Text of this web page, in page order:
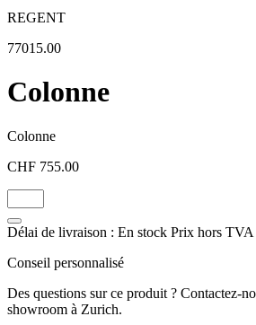
REGENT
77015.00
Colonne
Colonne
CHF 755.00
Délai de livraison : En stock Prix hors TVA
Conseil personnalisé
Des questions sur ce produit ? Contactez-
showroom à Zurich.